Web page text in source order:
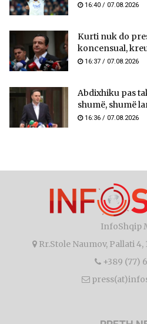
16:40 / 07.08.2026
Kurti nuk do
koncensual,
16:37 / 07.08.2026
Abdixhiku pas
shumë, shumë
16:36 / 07.08.2026
InfoShqip
Rr.Stole Naumov, Pallati
+389 (77)